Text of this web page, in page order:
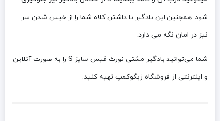
شود. همچنین این بادگیر با داشتن کلاه شما را از خیس شدن سر
نیز در امان نگه می دارد.
شما می‌توانید بادگیر مشتی نورث فیس سایز S را به صورت آنلاین
و اینترنتی از فروشگاه زیگوکمپ تهیه کنید.